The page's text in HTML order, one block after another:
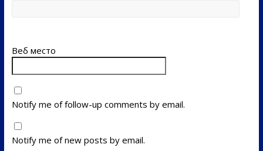
Веб место
Notify me of follow-up comments by email.
Notify me of new posts by email.